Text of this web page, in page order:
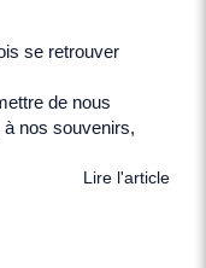
se retrouver
de nous
nos souvenirs,
Lire l'article